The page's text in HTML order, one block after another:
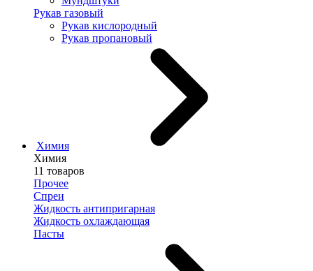
Рукав газовый
Рукав кислородный
Рукав пропановый
Химия
Химия
11 товаров
Прочее
Спреи
Жидкость антипригарная
Жидкость охлаждающая
Пасты